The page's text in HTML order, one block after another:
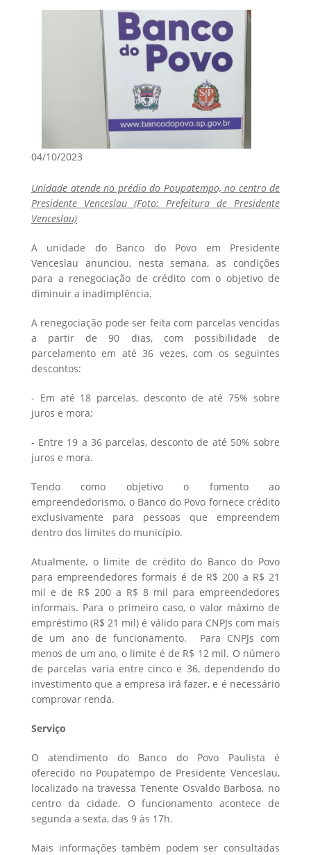
04/10/2023
Unidade atende no prédio do Poupatempo, no centro de
Presidente Venceslau (Foto: Prefeitura de Presidente
Venceslau)
A unidade do Banco do Povo em Presidente
Venceslau anunciou, nesta semana, as condições
para a renegociação de crédito com o objetivo de
diminuir a inadimplência.
A renegociação pode ser feita com parcelas vencidas
a partir de 90 dias, com possibilidade de
parcelamento em até 36 vezes, com os seguintes
descontos:
- Em até 18 parcelas, desconto de até 75% sobre
juros e mora;
- Entre 19 a 36 parcelas, desconto de até 50% sobre
juros e mora.
Tendo como objetivo o fomento ao
empreendedorismo, o Banco do Povo fornece crédito
exclusivamente para pessoas que empreendem
dentro dos limites do município.
Atualmente, o limite de crédito do Banco do Povo
para empreendedores formais é de R$ 200 a R$ 21
mil e de R$ 200 a R$ 8 mil para empreendedores
informais. Para o primeiro caso, o valor máximo de
empréstimo (R$ 21 mil) é válido para CNPJs com mais
de um ano de funcionamento. Para CNPJs com
menos de um ano, o limite é de R$ 12 mil. O número
de parcelas varia entre cinco e 36, dependendo do
investimento que a empresa irá fazer, e é necessário
comprovar renda.
Serviço
O atendimento do Banco do Povo Paulista é
oferecido no Poupatempo de Presidente Venceslau,
localizado na travessa Tenente Osvaldo Barbosa, no
centro da cidade. O funcionamento acontece de
segunda a sexta, das 9 às 17h.
Mais informações também podem ser consultadas